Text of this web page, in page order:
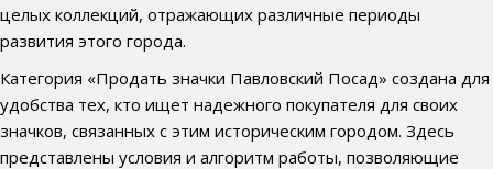
целых коллекций, отражающих различные периоды
развития этого города.
Категория «Продать значки Павловский Посад» создана для
удобства тех, кто ищет надежного покупателя для своих
значков, связанных с этим историческим городом. Здесь
представлены условия и алгоритм работы, позволяющие